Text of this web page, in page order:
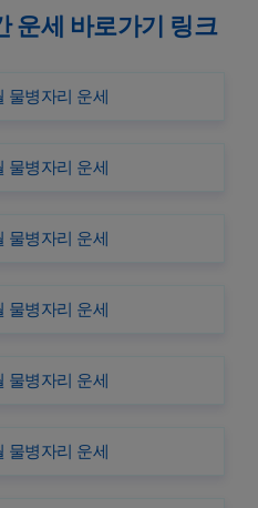
운세 바로가기 링크
물병자리 운세
물병자리 운세
물병자리 운세
물병자리 운세
물병자리 운세
물병자리 운세